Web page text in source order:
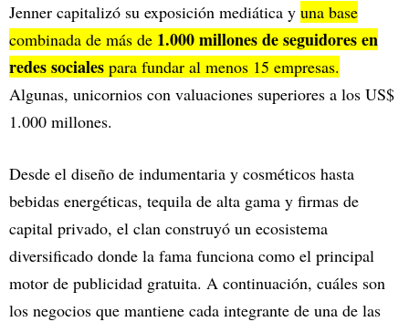
Jenner capitalizó su exposición mediática y una base
combinada de más de 1.000 millones de seguidores en
redes sociales para fundar al menos 15 empresas.
Algunas, unicornios con valuaciones superiores a los US$
1.000 millones.
Desde el diseño de indumentaria y cosméticos hasta
bebidas energéticas, tequila de alta gama y firmas de
capital privado, el clan construyó un ecosistema
diversificado donde la fama funciona como el principal
motor de publicidad gratuita. A continuación, cuáles son
los negocios que mantiene cada integrante de una de las